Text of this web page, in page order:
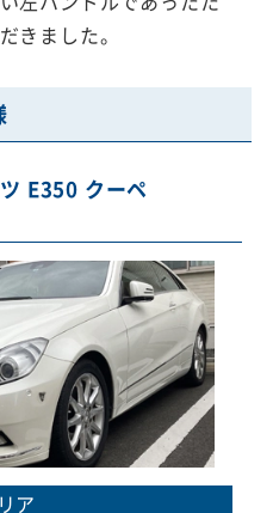
きました。
E350 クーペ
ア